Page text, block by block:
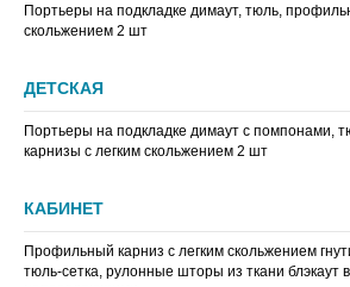
Портьеры на подкладке димаут, тюль,
скольжением 2 шт
ДЕТСКАЯ
Портьеры на подкладке димаут с помпонами,
карнизы с легким скольжением 2 шт
КАБИНЕТ
Профильный карниз с легким скольжением
тюль-сетка, рулонные шторы из ткани блэкаут